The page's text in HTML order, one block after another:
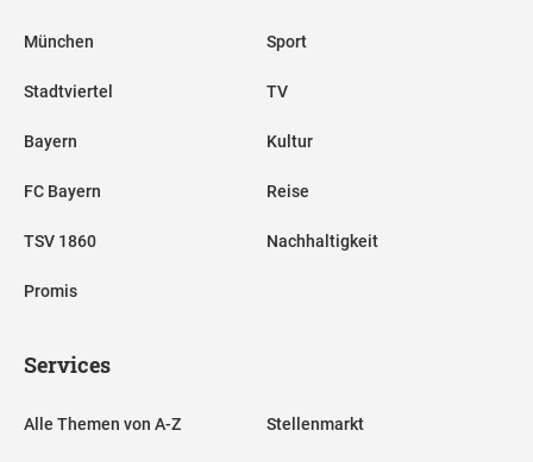
München
Stadtviertel
Bayern
FC Bayern
TSV 1860
Promis
Sport
TV
Kultur
Reise
Nachhaltigkeit
Services
Alle Themen von A-Z Stellenmarkt